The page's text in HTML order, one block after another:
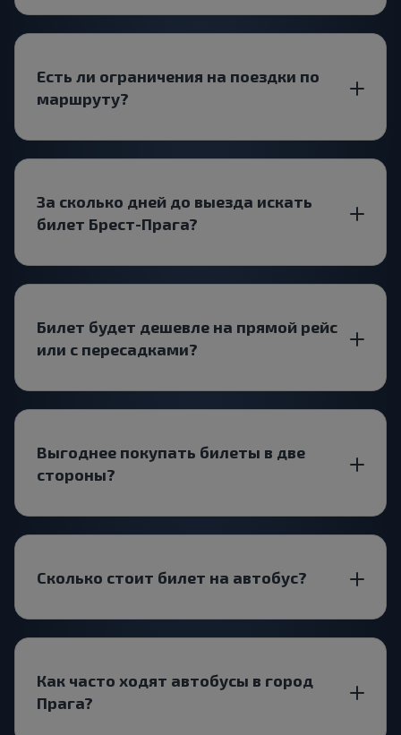
Есть ли ограничения на поездки по
маршруту?
За сколько дней до выезда искать
билет Брест-Прага?
Билет будет дешевле на прямой рейс
или с пересадками?
Выгоднее покупать билеты в две
стороны?
Сколько стоит билет на автобус?
Как часто ходят автобусы в город
Прага?